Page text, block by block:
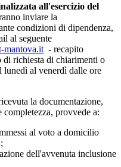
all'esercizio del
inviare la
condizioni di dipendenza,
al seguente
mantova.it - recapito
richiesta di chiarimenti o
al venerdì dalle ore
la documentazione,
provvede a:
al voto a domicilio
dell'avvenuta inclusione